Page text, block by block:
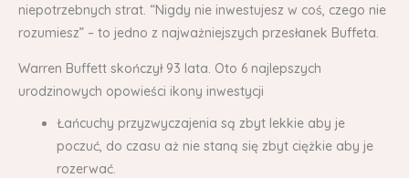
niepotrzebnych strat. “Nigdy nie inwestujesz w coś, czego nie
rozumiesz” – to jedno z najważniejszych przesłanek Buffeta.
Warren Buffett skończył 93 lata. Oto 6 najlepszych
urodzinowych opowieści ikony inwestycji
Łańcuchy przyzwyczajenia są zbyt lekkie aby je
poczuć, do czasu aż nie staną się zbyt ciężkie aby je
rozerwać.